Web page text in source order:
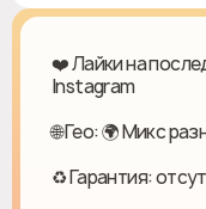
❤️ Лайки на
Instagram
🌐 Гео: 🌍 Микс
♻ Гарантия: